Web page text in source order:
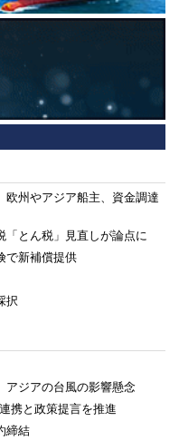
欧州やアジア船主、資金調達
「とん税」見直しが論点に
で新補償提供
択
アジアの台風の影響懸念
携と政策提言を推進
締結